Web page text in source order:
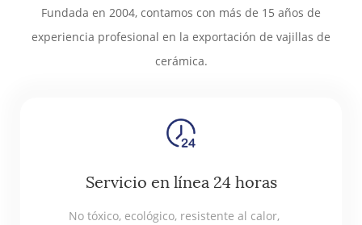
Fundada en 2004, contamos con más de 15 años de
experiencia profesional en la exportación de vajillas de
cerámica.
Servicio en línea 24 horas
No tóxico, ecológico, resistente al calor,